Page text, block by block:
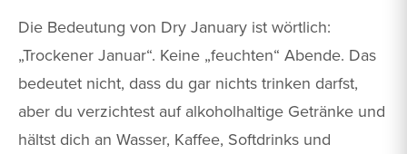
Die Bedeutung von Dry January ist wörtlich:
„Trockener Januar“. Keine „feuchten“ Abende. Das
bedeutet nicht, dass du gar nichts trinken darfst,
aber du verzichtest auf alkoholhaltige Getränke und
hältst dich an Wasser, Kaffee, Softdrinks und